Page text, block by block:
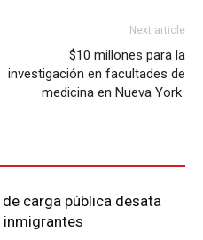
Next article
$10 millones para la
investigación en facultades de
medicina en Nueva York
de carga pública desata